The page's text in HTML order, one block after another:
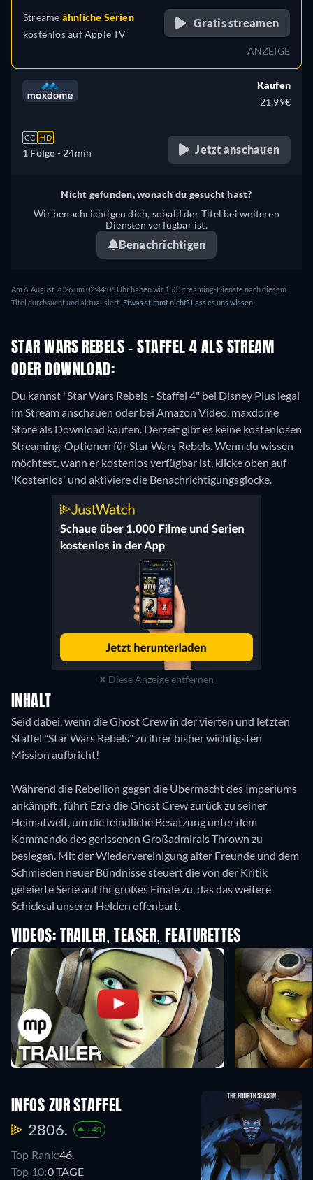
Rumänisch, Schwedisch,
Türkisch
Streame ähnliche Serien
kostenlos aufApple TV
Gratis streamen
ANZEIGE
CC HD
1 Folge -24min
Kaufen
21,99€
Jetzt anschauen
Nicht gefunden, wonach du gesucht hast?
Wir benachrichtigen dich, sobald der Titel bei weiteren
Diensten verfügbar ist.
Benachrichtigen
Am 6. August 2026 um 02:44:06 Uhr haben wir 153 Streaming-Dienste nach diesem
Titel durchsucht und aktualisiert. Etwas stimmt nicht? Lass es uns wissen.
STAR WARS REBELS - STAFFEL 4 ALS STREAM
ODER DOWNLOAD:
Du kannst "Star Wars Rebels - Staffel 4" bei Disney Plus legal
im Stream anschauen oder bei Amazon Video, maxdome
Store als Download kaufen. Derzeit gibt es keine kostenlosen
Streaming-Optionen für Star Wars Rebels. Wenn du wissen
möchtest, wann er kostenlos verfügbar ist, klicke oben auf
'Kostenlos' und aktiviere die Benachrichtigungsglocke.
Diese Anzeige entfernen
INHALT
Seid dabei, wenn die Ghost Crew in der vierten und letzten
Staffel "Star Wars Rebels" zu ihrer bisher wichtigsten
Mission aufbricht!
Während die Rebellion gegen die Übermacht des Imperiums
ankämpft , führt Ezra die Ghost Crew zurück zu seiner
Heimatwelt, um die feindliche Besatzung unter dem
Kommando des gerissenen Großadmirals Thrown zu
besiegen. Mit der Wiedervereinigung alter Freunde und dem
Schmieden neuer Bündnisse steuert die von der Kritik
gefeierte Serie auf ihr großes Finale zu, das das weitere
Schicksal unserer Helden offenbart.
VIDEOS: TRAILER, TEASER, FEATURETTES
INFOS ZUR STAFFEL
2806. +40
Top Rank:46.
Top 10:0 TAGE